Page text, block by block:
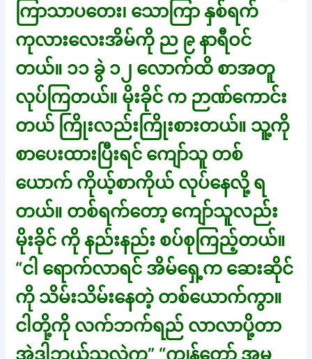
ကြာသာပတေး၊ သောကြာ နှစ်ရက်
ကုလားလေးအိမ်ကို ည ၉ နာရီဝင်
တယ်။ ၁၁ ခွဲ ၁၂ လောက်ထိ စာအတူ
လုပ်ကြတယ်။ မိုးခိုင် က ဉာဏ်ကောင်း
တယ် ကြိုးလည်းကြိုးစားတယ်။ သူ့ကို
စာပေးထားပြီးရင် ကျော်သူ တစ်
ယောက် ကိုယ့်စာကိုယ် လုပ်နေလို့ ရ
တယ်။ တစ်ရက်တော့ ကျော်သူလည်း
မိုးခိုင် ကို နည်းနည်း စပ်စုကြည့်တယ်။
“ငါ ရောက်လာရင် အိမ်ရှေ့က ဆေးဆိုင်
ကို သိမ်းသိမ်းနေတဲ့ တစ်ယောက်ကွာ။
ငါတို့ကို လက်ဘက်ရည် လာလာပို့တာ
အဲဒါဘယ်သူလဲကွ” “ကျွန်တော့် အမ